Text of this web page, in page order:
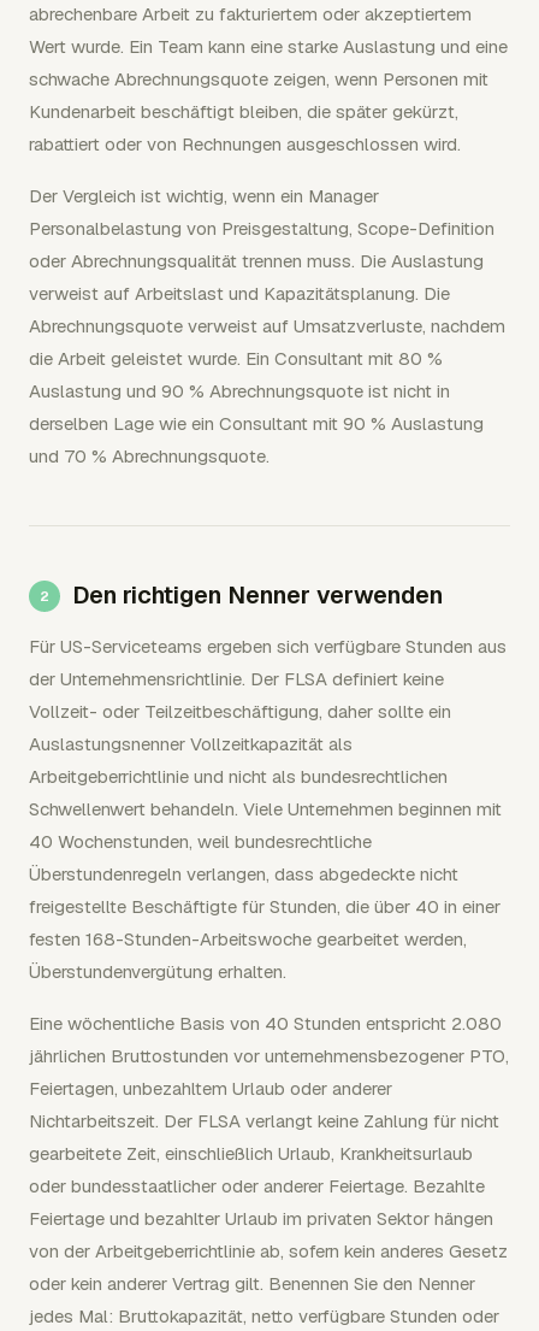
abrechenbare Arbeit zu fakturiertem oder akzeptiertem
Wert wurde. Ein Team kann eine starke Auslastung und eine
schwache Abrechnungsquote zeigen, wenn Personen mit
Kundenarbeit beschäftigt bleiben, die später gekürzt,
rabattiert oder von Rechnungen ausgeschlossen wird.
Der Vergleich ist wichtig, wenn ein Manager
Personalbelastung von Preisgestaltung, Scope-Definition
oder Abrechnungsqualität trennen muss. Die Auslastung
verweist auf Arbeitslast und Kapazitätsplanung. Die
Abrechnungsquote verweist auf Umsatzverluste, nachdem
die Arbeit geleistet wurde. Ein Consultant mit 80 %
Auslastung und 90 % Abrechnungsquote ist nicht in
derselben Lage wie ein Consultant mit 90 % Auslastung
und 70 % Abrechnungsquote.
Den richtigen Nenner verwenden
Für US-Serviceteams ergeben sich verfügbare Stunden aus
der Unternehmensrichtlinie. Der FLSA definiert keine
Vollzeit- oder Teilzeitbeschäftigung, daher sollte ein
Auslastungsnenner Vollzeitkapazität als
Arbeitgeberrichtlinie und nicht als bundesrechtlichen
Schwellenwert behandeln. Viele Unternehmen beginnen mit
40 Wochenstunden, weil bundesrechtliche
Überstundenregeln verlangen, dass abgedeckte nicht
freigestellte Beschäftigte für Stunden, die über 40 in einer
festen 168-Stunden-Arbeitswoche gearbeitet werden,
Überstundenvergütung erhalten.
Eine wöchentliche Basis von 40 Stunden entspricht 2.080
jährlichen Bruttostunden vor unternehmensbezogener PTO,
Feiertagen, unbezahltem Urlaub oder anderer
Nichtarbeitszeit. Der FLSA verlangt keine Zahlung für nicht
gearbeitete Zeit, einschließlich Urlaub, Krankheitsurlaub
oder bundesstaatlicher oder anderer Feiertage. Bezahlte
Feiertage und bezahlter Urlaub im privaten Sektor hängen
von der Arbeitgeberrichtlinie ab, sofern kein anderes Gesetz
oder kein anderer Vertrag gilt. Benennen Sie den Nenner
jedes Mal: Bruttokapazität, netto verfügbare Stunden oder